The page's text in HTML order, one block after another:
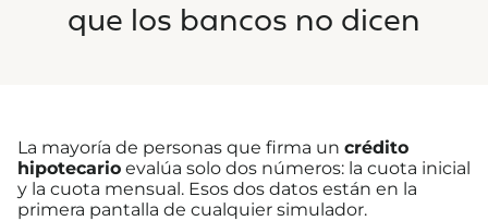
que los bancos no dicen
La mayoría de personas que firma un crédito
hipotecario evalúa solo dos números: la cuota inicial
y la cuota mensual. Esos dos datos están en la
primera pantalla de cualquier simulador.